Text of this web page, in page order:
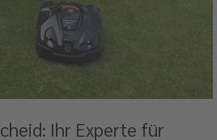
Ihr Experte für